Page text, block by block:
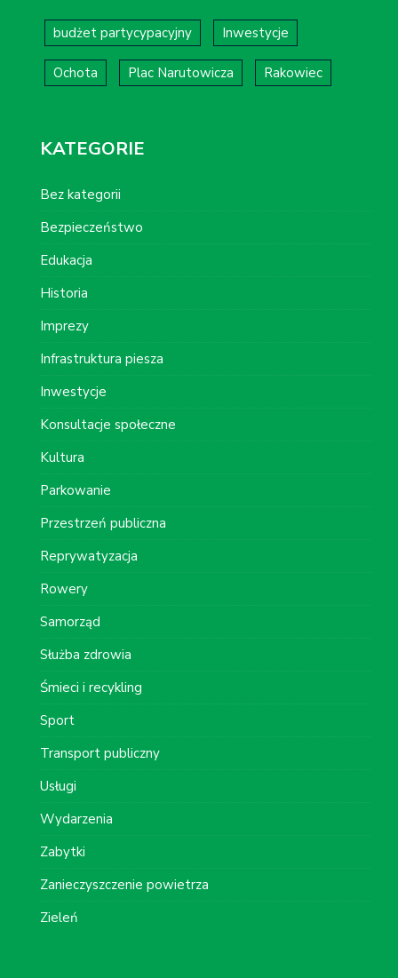
budżet partycypacyjny Inwestycje
Ochota Plac Narutowicza Rakowiec
KATEGORIE
Bez kategorii
Bezpieczeństwo
Edukacja
Historia
Imprezy
Infrastruktura piesza
Inwestycje
Konsultacje społeczne
Kultura
Parkowanie
Przestrzeń publiczna
Reprywatyzacja
Rowery
Samorząd
Służba zdrowia
Śmieci i recykling
Sport
Transport publiczny
Usługi
Wydarzenia
Zabytki
Zanieczyszczenie powietrza
Zieleń